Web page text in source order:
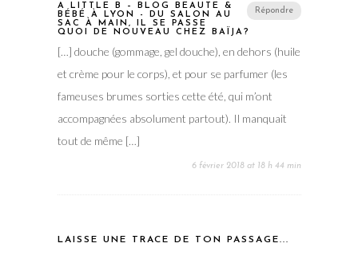
Répondre
A LITTLE B – BLOG BEAUTÉ &
BÉBÉ À LYON - DU SALON AU
SAC À MAIN, IL SE PASSE
QUOI DE NOUVEAU CHEZ BAÏJA?
[…] douche (gommage, gel douche), en dehors (huile
et crème pour le corps), et pour se parfumer (les
fameuses brumes sorties cette été, qui m’ont
accompagnées absolument partout). Il manquait
tout de même […]
6 février 2018 at 18 h 44 min
LAISSE UNE TRACE DE TON PASSAGE...